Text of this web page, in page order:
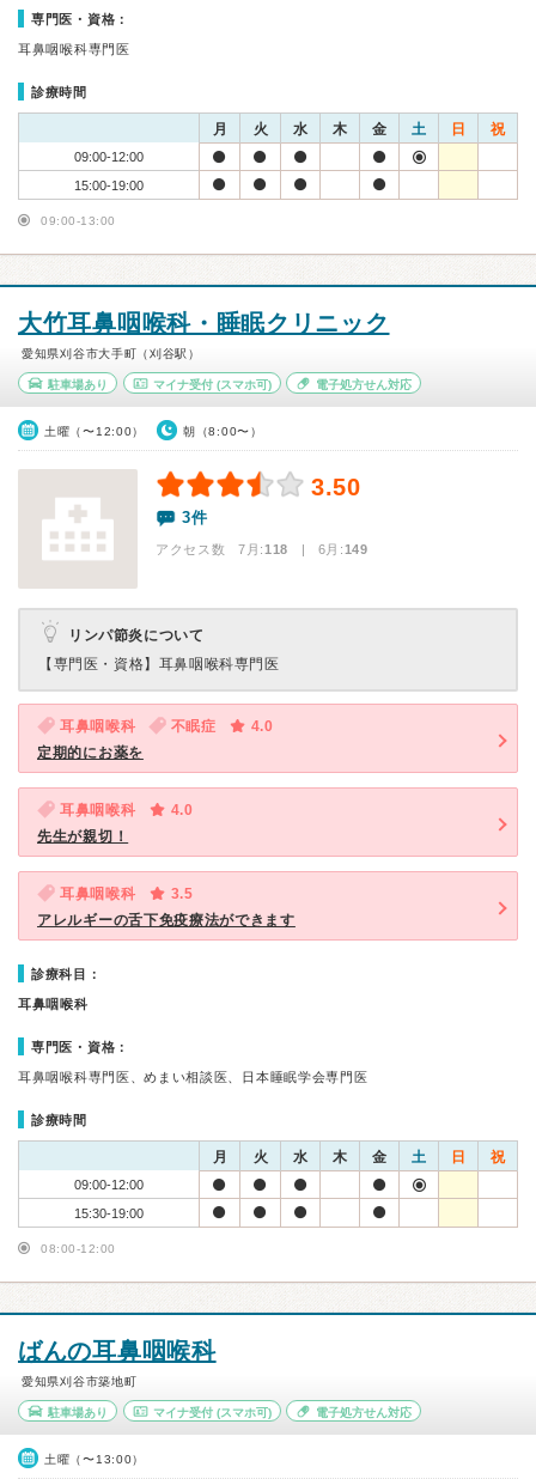
専門医・資格：
耳鼻咽喉科専門医
診療時間
月 火 水 木 金 土 日 祝
09:00-12:00
15:00-19:00
09:00-13:00
大竹耳鼻咽喉科・睡眠クリニック
愛知県刈谷市大手町（刈谷駅）
駐車場あり マイナ受付(スマホ可) 電子処方せん対応
土曜（〜12:00） 朝（8:00〜）
3.50
3件
アクセス数 7月:118 | 6月:149
リンパ節炎について
【専門医・資格】 耳鼻咽喉科専門医
耳鼻咽喉科 不眠症
4.0
定期的にお薬を
耳鼻咽喉科
4.0
先生が親切！
耳鼻咽喉科
3.5
アレルギーの舌下免疫療法ができます
診療科目：
耳鼻咽喉科
専門医・資格：
耳鼻咽喉科専門医、めまい相談医、日本睡眠学会専門医
診療時間
月 火 水 木 金 土 日 祝
09:00-12:00
15:30-19:00
08:00-12:00
ばんの耳鼻咽喉科
愛知県刈谷市築地町
駐車場あり マイナ受付(スマホ可) 電子処方せん対応
土曜（〜13:00）